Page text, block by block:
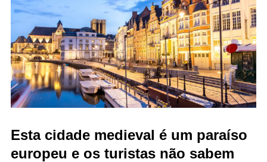
Esta cidade medieval é um paraíso
europeu e os turistas não sabem